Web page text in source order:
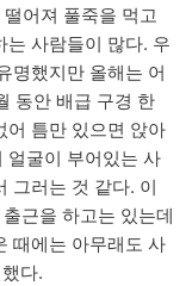
어져 풀죽을 먹고
는 사람들이 많다. 우
명했지만 올해는 어
동안 배급 구경 한
어 틈만 있으면 앉아
얼굴이 부어있는 사
그러는 것 같다. 이
근을 하고는 있는데
때에는 아무래도 사
다.